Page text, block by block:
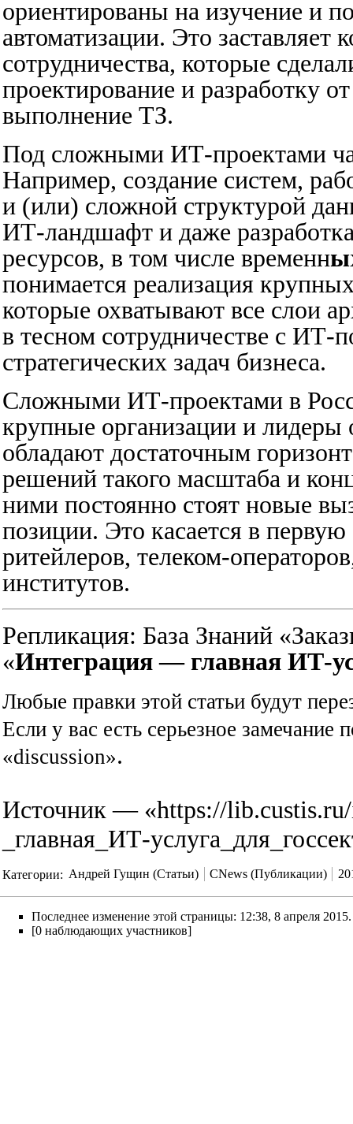
ориентированы на изучение и
автоматизации. Это
сотрудничества, которые
проектирование и разработку
выполнение ТЗ.
Под сложными ИТ-проектами
Например, создание систем,
и (или) сложной структурой
ИТ-ландшафт и даже
ресурсов, в том числе временны
понимается реализация
которые охватывают все слои
в тесном сотрудничестве с ИТ-
стратегических задач бизнеса.
Сложными ИТ-проектами в
крупные организации и
обладают достаточным
решений такого масштаба и
ними постоянно стоят новые
позиции. Это касается в
ритейлеров, телеком-
институтов.
Репликация: База Знаний
«Интеграция — главная ИТ-
Любые правки этой статьи будут
Если у вас есть серьезное замечание
«discussion».
Источник — «https://
_главная_ИТ-
Категории: Андрей Гущин (Статьи) CNews (Публикации)
Последнее изменение этой страницы: 12:38, 8 апреля 2015.
[0 наблюдающих участников]